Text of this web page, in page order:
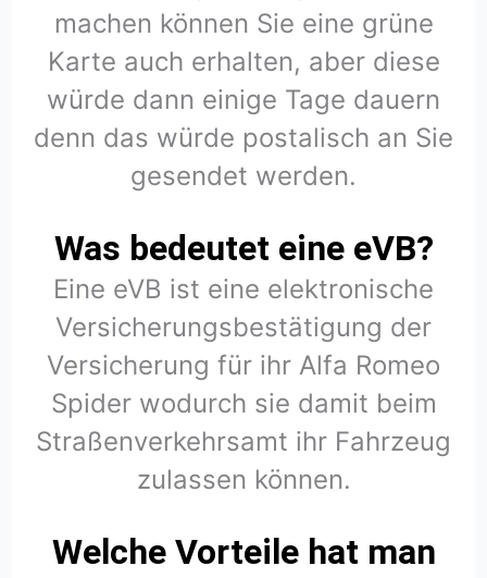
machen können Sie eine grüne
Karte auch erhalten, aber diese
würde dann einige Tage dauern
denn das würde postalisch an Sie
gesendet werden.
Was bedeutet eine eVB?
Eine eVB ist eine elektronische
Versicherungsbestätigung der
Versicherung für ihr Alfa Romeo
Spider wodurch sie damit beim
Straßenverkehrsamt ihr Fahrzeug
zulassen können.
Welche Vorteile hat man